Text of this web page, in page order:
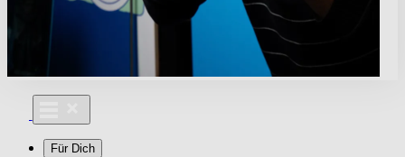
Für Dich